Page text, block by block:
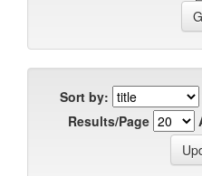
Sort by:
Results/Page